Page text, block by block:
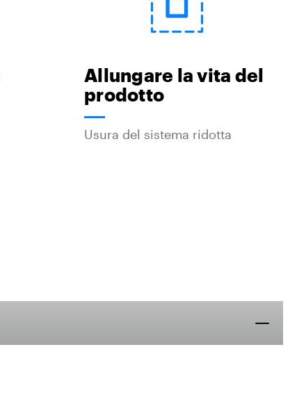
Allungare la vita del
prodotto
Usura del sistema ridotta